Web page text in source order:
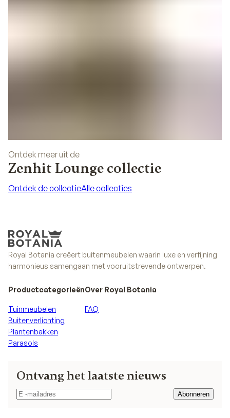
Ontdek meer uit de
Zenhit Lounge collectie
Ontdek de collectieAlle collecties
Royal Botania creëert buitenmeubelen waarin luxe en verfijning
harmonieus samengaan met vooruitstrevende ontwerpen.
Ontvang het laatste nieuws
Abonneren
Abonneren
Productcategorieën
Tuinmeubelen
Buitenverlichting
Plantenbakken
Parasols
Over Royal Botania
FAQ